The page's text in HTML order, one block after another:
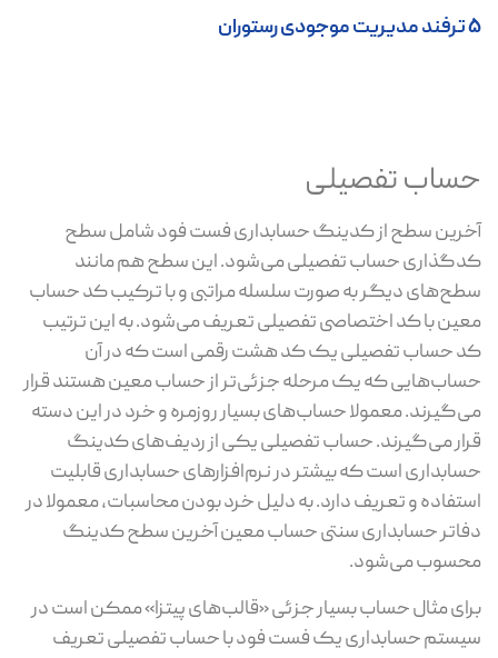
5 ترفند مدیریت موجودی رستوران
حساب تفصیلی
آخرین سطح از کدینگ حسابداری فست فود شامل سطح
کدگذاری حساب تفصیلی می‌شود. این سطح هم مانند
سطح‌های دیگر به صورت سلسله مراتبی و با ترکیب کد حساب
معین با کد اختصاصی تفصیلی تعریف می‌شود. به این ترتیب
کد حساب تفصیلی یک کد هشت رقمی است که در آن
حساب‌هایی که یک مرحله جزئی‌تر از حساب معین هستند قرار
می‌گیرند. معمولا حساب‌های بسیار روزمره و خرد در این دسته
قرار می‌گیرند. حساب تفصیلی یکی از ردیف‌های کدینگ
حسابداری است که بیشتر در نرم‌افزارهای حسابداری قابلیت
استفاده و تعریف دارد. به دلیل خرد بودن محاسبات، معمولا در
دفاتر حسابداری سنتی حساب معین آخرین سطح کدینگ
محسوب می‌شود.
برای مثال حساب بسیار جزئی «قالب‌های پیتزا» ممکن است در
سیستم حسابداری یک فست فود با حساب تفصیلی تعریف